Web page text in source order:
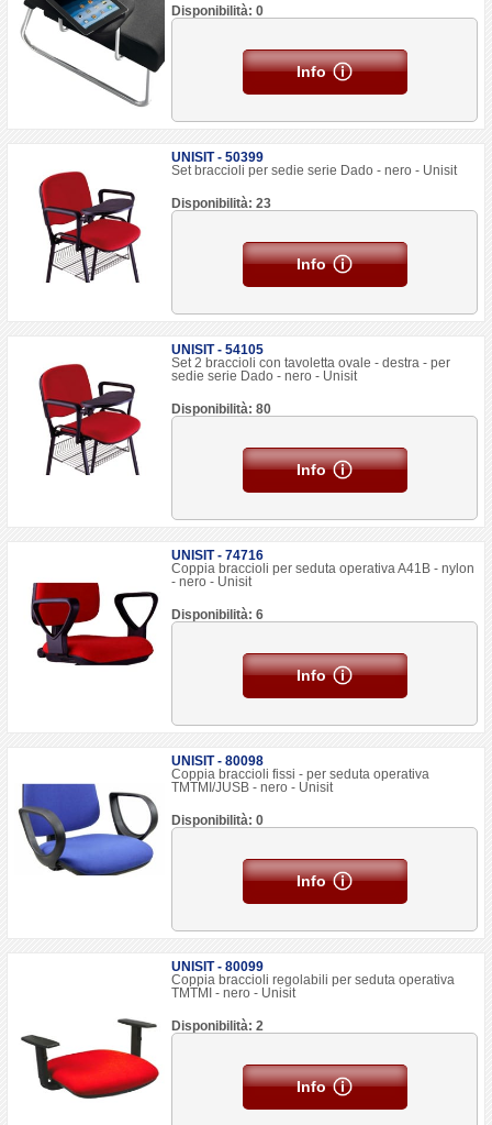
Disponibilità: 0
Info
UNISIT - 50399
Set braccioli per sedie serie Dado - nero - Unisit
Disponibilità: 23
Info
UNISIT - 54105
Set 2 braccioli con tavoletta ovale - destra - per
sedie serie Dado - nero - Unisit
Disponibilità: 80
Info
UNISIT - 74716
Coppia braccioli per seduta operativa A41B - nylon
- nero - Unisit
Disponibilità: 6
Info
UNISIT - 80098
Coppia braccioli fissi - per seduta operativa
TMTMI/JUSB - nero - Unisit
Disponibilità: 0
Info
UNISIT - 80099
Coppia braccioli regolabili per seduta operativa
TMTMI - nero - Unisit
Disponibilità: 2
Info